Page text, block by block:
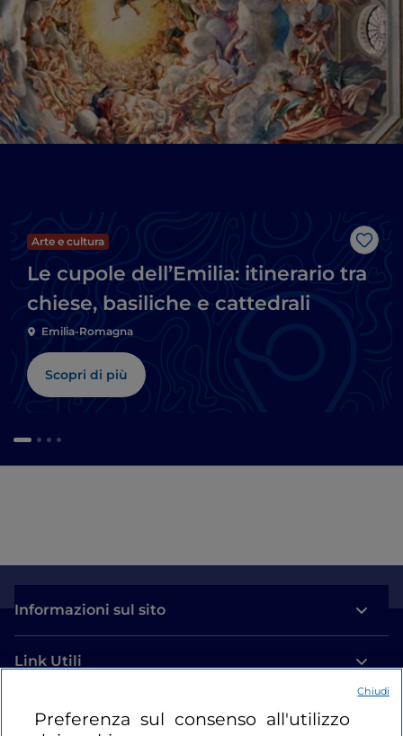
Like
Arte e cultura
Le cupole dell’Emilia: itinerario tra
chiese, basiliche e cattedrali
Emilia-Romagna
Scopri di più
Informazioni sul sito
Link Utili
Login
Preferenza sul consenso all'utilizzo
Chiudi